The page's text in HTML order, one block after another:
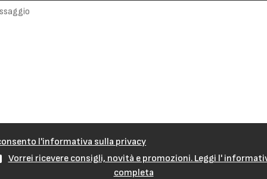
l'informativa sulla privacy
Vorrei ricevere consigli, novità e promozioni. Leggi l'
completa